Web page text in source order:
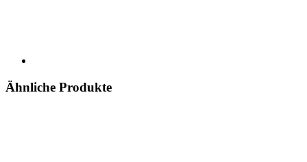
Ähnliche Produkte